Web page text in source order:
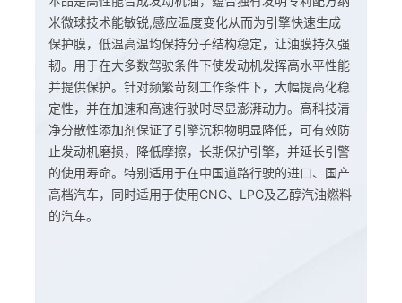
米微球技术能敏锐,感应温度变化从而为引擎快速生成
保护膜，低温高温均保持分子结构稳定，让油膜持久强
韧。用于在大多数驾驶条件下使发动机发挥高水平性能
并提供保护。针对频繁苛刻工作条件下，大幅提高化稳
定性，并在加速和高速行驶时尽显澎湃动力。高科技清
净分散性添加剂保证了引擎沉积物明显降低，可有效防
止发动机磨损，降低摩擦，长期保护引擎，并延长引警
的使用寿命。特别适用于在中国道路行驶的进口、国产
高档汽车，同时适用于使用CNG、LPG及乙醇汽油燃料
的汽车。